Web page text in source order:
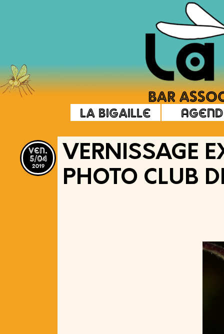
La Bigaille
ven.
5/04
2019
VERNISSAGE
PHOTO CLUB